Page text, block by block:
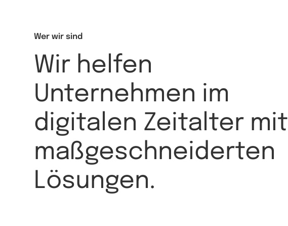
Wer wir sind
Wir helfen
Unternehmen im
digitalen Zeitalter mit
maßgeschneiderten
Lösungen.